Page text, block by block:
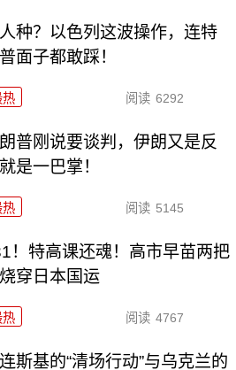
种？以色列这波操作，连特
面子都敢踩！
热 阅读 6292
普刚说要谈判，伊朗又是反
是一巴掌！
热 阅读 5145
！特高课还魂！高市早苗两把
穿日本国运
热 阅读 4767
斯基的“清场行动”与乌克兰的